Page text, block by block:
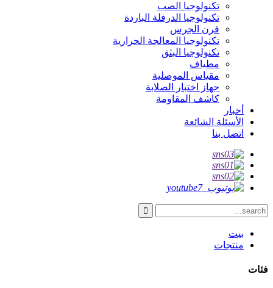
تكنولوجيا الصب
تكنولوجيا الدرفلة الباردة
فرن الجرس
تكنولوجيا المعالجة الحرارية
تكنولوجيا البثق
مطياف
مقياس الموصلية
جهاز اختبار الصلابة
كاشف المقاومة
أخبار
الأسئلة الشائعة
اتصل بنا
بيت
منتجات
فئات